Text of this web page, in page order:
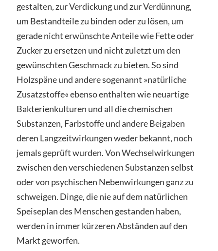
gestalten, zur Verdickung und zur Verdünnung,
um Bestandteile zu binden oder zu lösen, um
gerade nicht erwünschte Anteile wie Fette oder
Zucker zu ersetzen und nicht zuletzt um den
gewünschten Geschmack zu bieten. So sind
Holzspäne und andere sogenannt »natürliche
Zusatzstoffe« ebenso enthalten wie neuartige
Bakterienkulturen und all die chemischen
Substanzen, Farbstoffe und andere Beigaben
deren Langzeitwirkungen weder bekannt, noch
jemals geprüft wurden. Von Wechselwirkungen
zwischen den verschiedenen Substanzen selbst
oder von psychischen Nebenwirkungen ganz zu
schweigen. Dinge, die nie auf dem natürlichen
Speiseplan des Menschen gestanden haben,
werden in immer kürzeren Abständen auf den
Markt geworfen.